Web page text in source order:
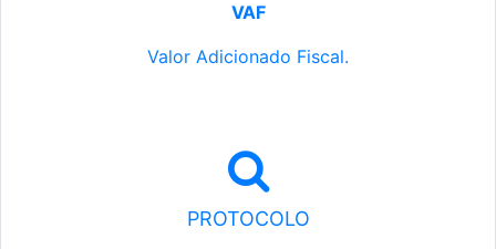
VAF
Valor Adicionado Fiscal.
PROTOCOLO